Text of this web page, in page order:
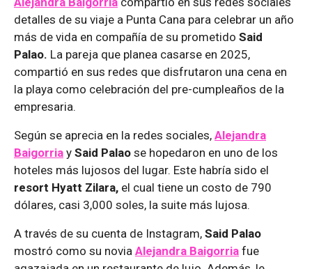
detalles de su viaje a Punta Cana para celebrar un año
más de vida en compañía de su prometido Said
Palao. La pareja que planea casarse en 2025,
compartió en sus redes que disfrutaron una cena en
la playa como celebración del pre-cumpleaños de la
empresaria.
Según se aprecia en la redes sociales, Alejandra
Baigorria y Said Palao se hopedaron en uno de los
hoteles más lujosos del lugar. Este habría sido el
resort Hyatt Zilara, el cual tiene un costo de 790
dólares, casi 3,000 soles, la suite más lujosa.
A través de su cuenta de Instagram, Said Palao
mostró como su novia Alejandra Baigorria fue